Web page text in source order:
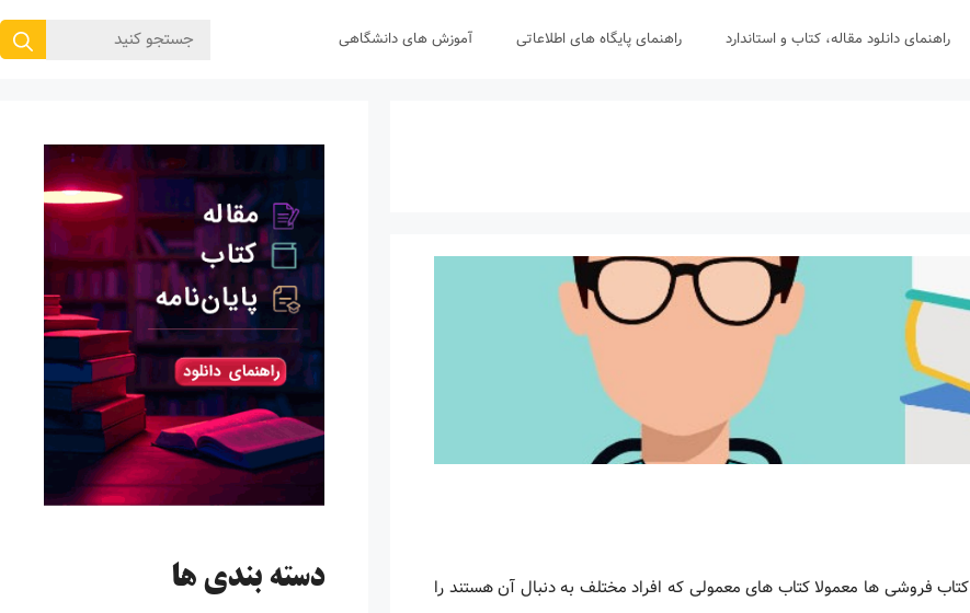
راهنمای دانلود مقاله، کتاب و استاندارد راهنمای پایگاه های اطلاعاتی آموزش های دانشگاهی
جستجوی
فروشی ها معمولا کتاب های معمولی که افراد مختلف به دنبال آن هستند را
دسته‌ بندی ها